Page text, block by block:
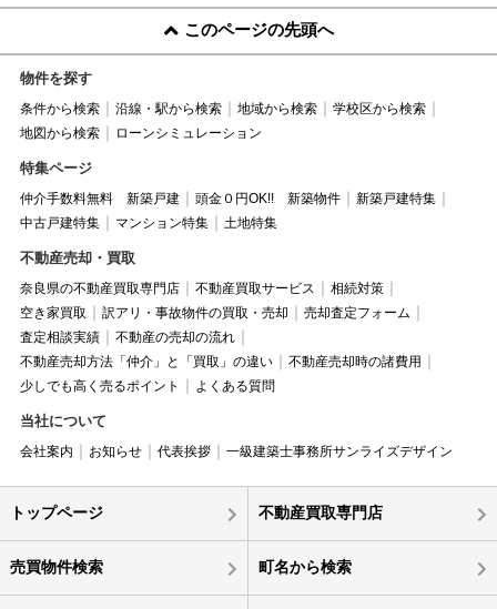
このページの先頭へ
物件を探す
条件から検索 沿線・駅から検索 地域から検索
学校区から検索
地図から検索
ローンシミュレーション
特集ページ
仲介手数料無料 新築戸建 頭金０円OK!! 新築物件
新築戸建特集
中古戸建特集
マンション特集 土地特集
不動産売却・買取
奈良県の不動産買取専門店 不動産買取サービス
相続対策
空き家買取
訳アリ・事故物件の買取・売却
売却査定フォーム
査定相談実績
不動産の売却の流れ
不動産売却方法「仲介」と「買取」の違い
不動産売却時の諸費用
少しでも高く売るポイント
よくある質問
当社について
会社案内 お知らせ 代表挨拶 一級建築士事務所サンライズデザイン
トップページ 不動産買取専門店
売買物件検索 町名から検索